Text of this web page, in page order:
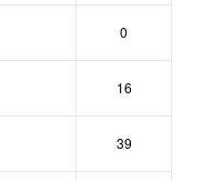
0
16
39